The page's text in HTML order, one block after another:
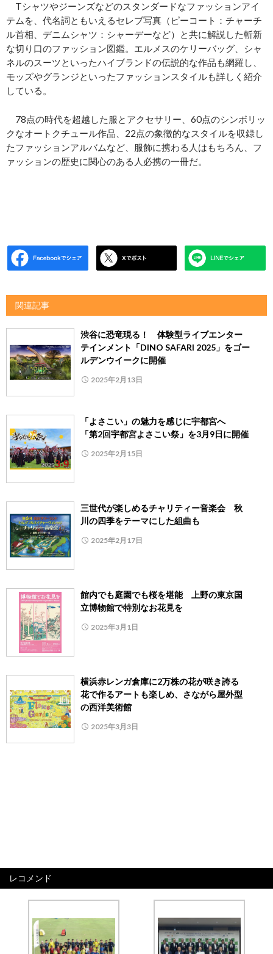
Tシャツやジーンズなどのスタンダードなファッションアイ
テムを、代名詞ともいえるセレブ写真（ピーコート：チャーチ
ル首相、デニムシャツ：シャーデーなど）と共に解説した斬新
な切り口のファッション図鑑。エルメスのケリーバッグ、シャ
ネルのスーツといったハイブランドの伝説的な作品も網羅し、
モッズやグランジといったファッションスタイルも詳しく紹介
している。
78点の時代を超越した服とアクセサリー、60点のシンボリッ
クなオートクチュール作品、22点の象徴的なスタイルを収録し
たファッションアルバムなど、服飾に携わる人はもちろん、フ
ァッションの歴史に関心のある人必携の一冊だ。
関連記事
渋谷に恐竜現る！ 体験型ライブエンター
テインメント「DINO SAFARI 2025」をゴー
ルデンウイークに開催
2025年2月13日
「よさこい」の魅力を感じに宇都宮へ
「第2回宇都宮よさこい祭」を3月9日に開催
2025年2月15日
三世代が楽しめるチャリティー音楽会 秋
川の四季をテーマにした組曲も
2025年2月17日
館内でも庭園でも桜を堪能 上野の東京国
立博物館で特別なお花見を
2025年3月1日
横浜赤レンガ倉庫に2万株の花が咲き誇る
花で作るアートも楽しめ、さながら屋外型
の西洋美術館
2025年3月3日
レコメンド